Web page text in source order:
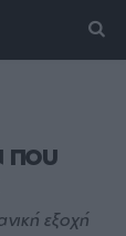
που
εξοχή